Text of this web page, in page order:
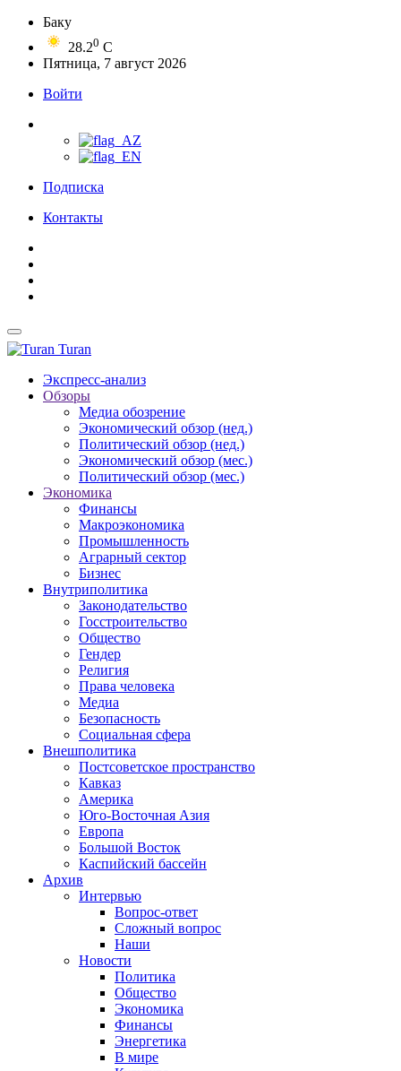
Баку
28.20 C
Пятница, 7 август 2026
Войти
Подписка
Контакты
Turan
Экспресс-анализ
Обзоры
Медиа обозрение
Экономический обзор (нед.)
Политический обзор (нед.)
Экономический обзор (мес.)
Политический обзор (мес.)
Экономика
Финансы
Макроэкономика
Промышленность
Аграрный сектор
Бизнес
Внутриполитика
Законодательство
Госстроительство
Общество
Гендер
Религия
Права человека
Медиа
Безопасность
Социальная сфера
Внешполитика
Постсоветское пространство
Кавказ
Америка
Юго-Восточная Азия
Европа
Большой Восток
Каспийский бассейн
Архив
Интервью
Вопрос-ответ
Сложный вопрос
Наши
Новости
Политика
Общество
Экономика
Финансы
Энергетика
В мире